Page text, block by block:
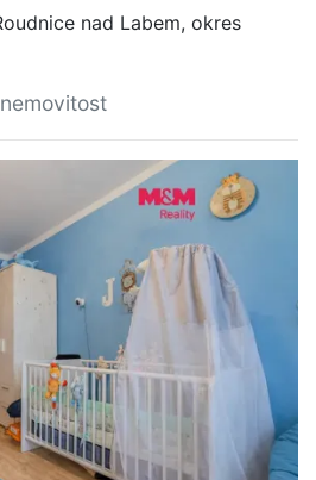
nad Labem, okres